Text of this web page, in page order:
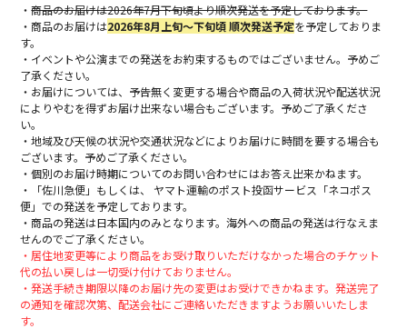
・商品のお届けは2026年7月下旬頃より順次発送を予定しております。
・商品のお届けは2026年8月上旬～下旬頃 順次発送予定を予定しておりま
す。
・イベントや公演までの発送をお約束するものではございません。予めご
了承ください。
・お届けについては、予告無く変更する場合や商品の入荷状況や配送状況
によりやむを得ずお届け出来ない場合もございます。予めご了承くださ
い。
・地域及び天候の状況や交通状況などによりお届けに時間を要する場合も
ございます。予めご了承ください。
・個別のお届け時期についてのお問い合わせにはお答え出来かねます。
・「佐川急便」もしくは、 ヤマト運輸のポスト投函サービス「ネコポス
便」での発送を予定しております。
・商品の発送は日本国内のみとなります。海外への商品の発送は行なえま
せんのでご了承ください。
・居住地変更等により商品をお受け取りいただけなかった場合のチケット
代の払い戻しは一切受け付けておりません。
・発送手続き期限以降のお届け先の変更はお受けできかねます。発送完了
の通知を確認次第、配送会社にご連絡いただきますようお願いいたしま
す。